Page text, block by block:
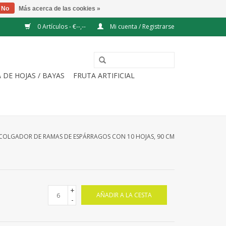
0 Artículos - €--,-- Mi cuenta / Registrarse
DE HOJAS / BAYAS
FRUTA ARTIFICIAL
DE RAMAS DE ESPÁRRAGOS CON 10 HOJAS, 90 CM
+
-
AÑADIR A LA CESTA
No Más acerca de las cookies »